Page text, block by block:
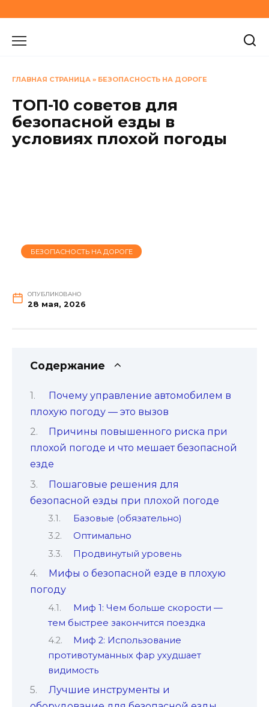
к
содержанию
ГЛАВНАЯ СТРАНИЦА » БЕЗОПАСНОСТЬ НА ДОРОГЕ
ТОП-10 советов для
безопасной езды в
условиях плохой погоды
БЕЗОПАСНОСТЬ НА ДОРОГЕ
ОПУБЛИКОВАНО
28 мая, 2026
Содержание
Почему управление автомобилем в
плохую погоду — это вызов
Причины повышенного риска при
плохой погоде и что мешает безопасной
езде
Пошаговые решения для
безопасной езды при плохой погоде
Базовые (обязательно)
Оптимально
Продвинутый уровень
Мифы о безопасной езде в плохую
погоду
Миф 1: Чем больше скорости —
тем быстрее закончится поездка
Миф 2: Использование
противотуманных фар ухудшает
видимость
Лучшие инструменты и